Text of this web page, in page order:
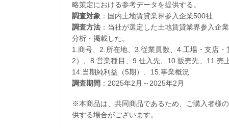
略策定における参考データを提供する。
調査対象：国内土地賃貸業界参入企業500社
調査方法：当社が選定した土地賃貸業界参入企
分析・掲載した。
1.商号、2.所在地、3.従業員数、4.工場・支店
2）、8.営業種目、9.仕入先、10.販売先、11.売
14.当期純利益（5期）、15.事業概況
調査期間 ：2025年2月～2025年2月
※本商品は、共同商品であるため、ご購入者様
供する場合がございます。